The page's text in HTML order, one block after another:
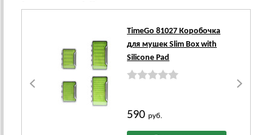
TimeGo 81027 Коробочка
для мушек Slim Box with
Silicone Pad
590руб.